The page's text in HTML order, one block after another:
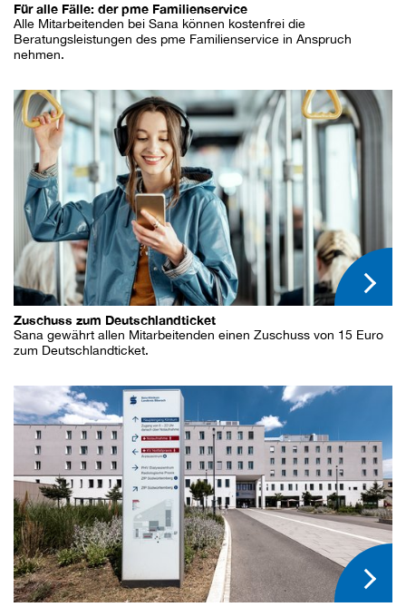
Für alle Fälle: der pme Familienservice
Alle Mitarbeitenden bei Sana können kostenfrei die
Beratungsleistungen des pme Familienservice in Anspruch
nehmen.
Zuschuss zum Deutschlandticket
Sana gewährt allen Mitarbeitenden einen Zuschuss von 15 Euro
zum Deutschlandticket.